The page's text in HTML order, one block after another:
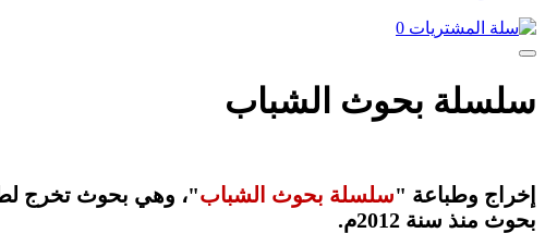
0
سلسلة بحوث الشباب
إخراج وطباعة "سلسلة بحوث الشباب"، وهي بحوث تخرج
بحوث منذ سنة 2012م.